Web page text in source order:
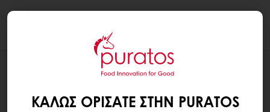
ΚΑΛΏΣ ΟΡΊΣΑΤΕ ΣΤΗΝ PURATOS